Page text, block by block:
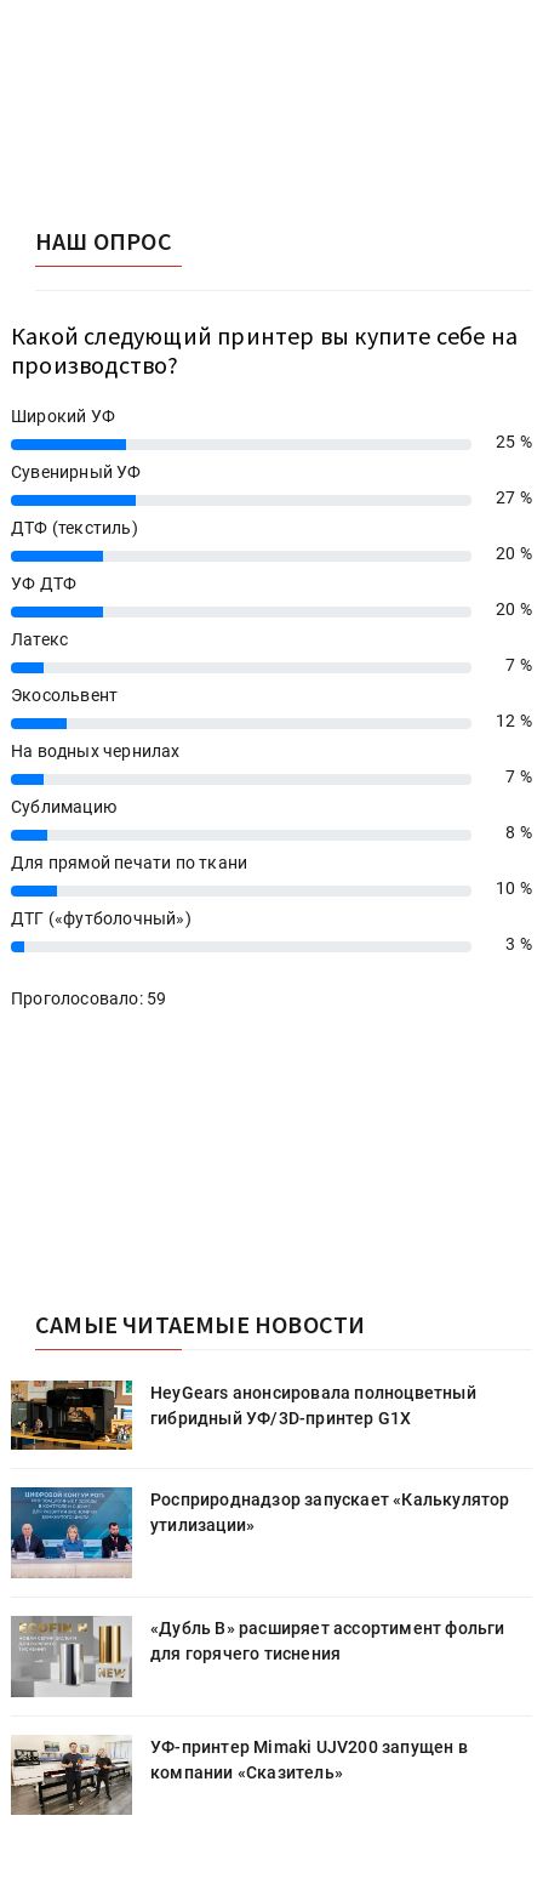
НАШ ОПРОС
Какой следующий принтер вы купите себе на
производство?
Широкий УФ
25%
25 %
Сувенирный УФ
27%
27 %
ДТФ (текстиль)
20%
20 %
УФ ДТФ
20%
20 %
Латекс
7%
7 %
Экосольвент
12%
12 %
На водных чернилах
7%
7 %
Сублимацию
8%
8 %
Для прямой печати по ткани
10%
10 %
ДТГ («футболочный»)
3% 3 %
Проголосовало: 59
САМЫЕ ЧИТАЕМЫЕ НОВОСТИ
HeyGears анонсировала полноцветный
гибридный УФ/3D-принтер G1X
Росприроднадзор запускает «Калькулятор
утилизации»
«Дубль В» расширяет ассортимент фольги
для горячего тиснения
УФ-принтер Mimaki UJV200 запущен в
компании «Сказитель»